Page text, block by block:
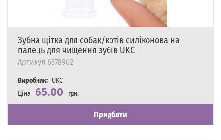
Зубна щітка для собак/котів силіконова на
палець для чищення зубів UKC
Артикул 6378902
Виробник: UKC
Ціна
65.00
грн.
Наявність
Є в наявності
Придбати